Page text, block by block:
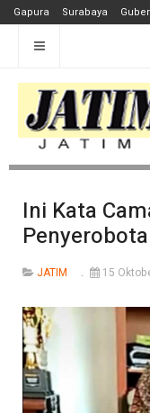
Gapura Surabaya
Ini Kata
JATIM 15